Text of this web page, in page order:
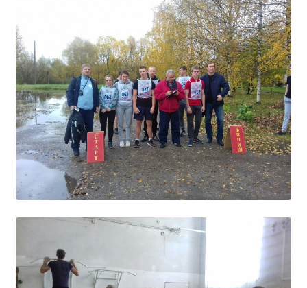
СВЕДЕНИЯ ОБ ОБРАЗОВАТЕЛЬНОЙ ОРГАНИЗАЦИИ
Основные сведения
Структура и органы управления образовательной
организацией
Документы
Образование
Образовательные стандарты и требования
Руководство
Педагогический состав
Материально-техническое обеспечение и
оснащенность образовательного процесса.
Доступная среда
Стипендии и меры поддержки обучающихся
Платные образовательные услуги
Финансово-хозяйственная деятельность